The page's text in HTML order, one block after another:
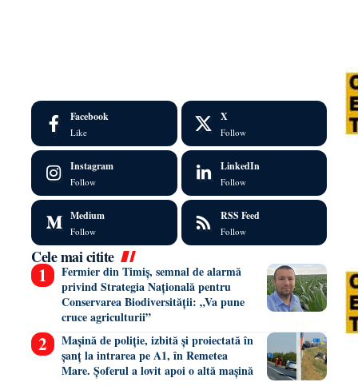
Facebook
Like
X
Follow
Instagram
Follow
LinkedIn
Follow
Medium
Follow
RSS Feed
Follow
Cele mai citite
Fermier din Timiș, semnal de alarmă
privind Strategia Națională pentru
Conservarea Biodiversității: „Va pune
cruce agriculturii”
Mașină de poliție, izbită și proiectată în
șanț la intrarea pe A1, în Remetea
Mare. Șoferul a lovit apoi o altă mașină